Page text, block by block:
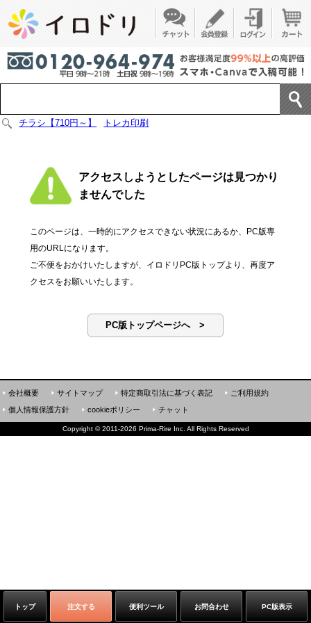
チラシ【710円～】 トレカ印刷
アクセスしようとしたページは見つかり
ませんでした
このページは、一時的にアクセスできない状況にあるか、PC版専
用のURLになります。
ご不便をおかけいたしますが、イロドリPC版トップより、再度ア
クセスをお願いいたします。
PC版トップページへ >
トップ 注文する 便利ツール お問合わせ PC版表示
会社概要 サイトマップ 特定商取引法に基づく表記
ご利用規約
個人情報保護方針
cookieポリシー チャット
Copyright ©2011-2026 Prima-Rire Inc. All Rights Reserved